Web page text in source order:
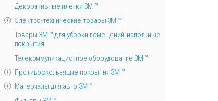
Декоративные пленки 3М ™
Электро-технические товары 3М ™
Товары 3М ™ для уборки помещений, напольные
покрытия
Телекоммуникационное оборудование 3М ™
Противоскользящие покрытия 3М ™
Материалы для авто 3М ™